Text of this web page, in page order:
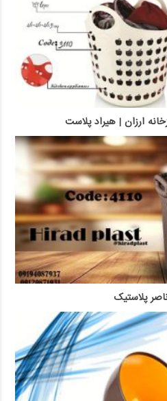
ارزان | هیراد پلاست
پلاستیک